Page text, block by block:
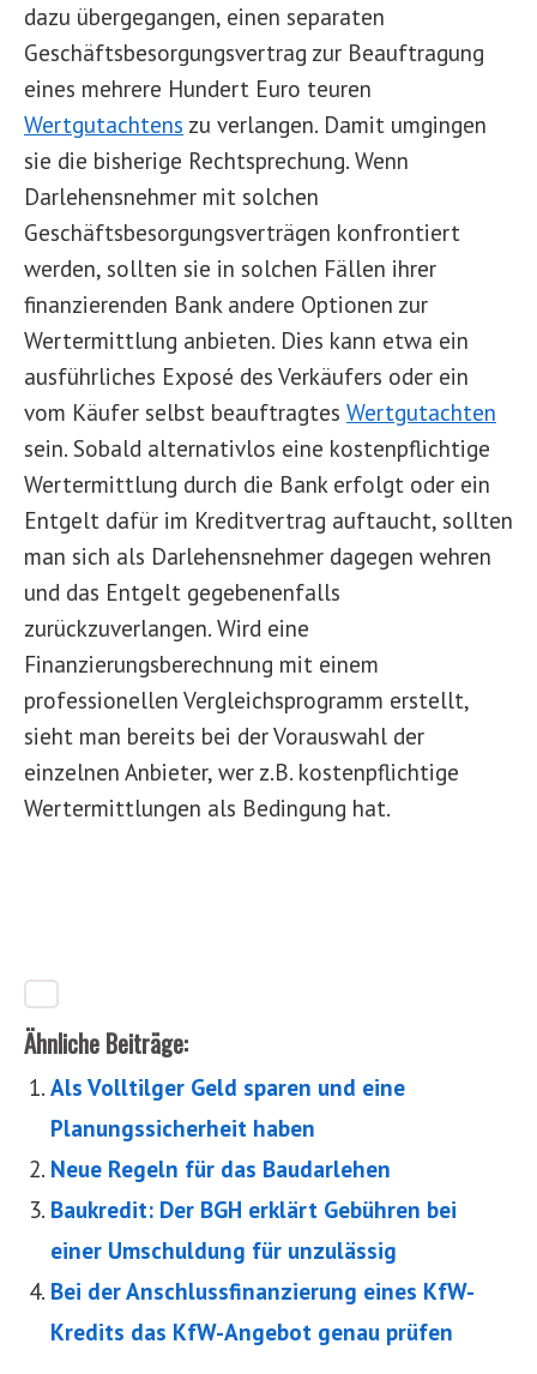
dazu übergegangen, einen separaten
Geschäftsbesorgungsvertrag zur Beauftragung
eines mehrere Hundert Euro teuren
Wertgutachtens zu verlangen. Damit umgingen
sie die bisherige Rechtsprechung. Wenn
Darlehensnehmer mit solchen
Geschäftsbesorgungsverträgen konfrontiert
werden, sollten sie in solchen Fällen ihrer
finanzierenden Bank andere Optionen zur
Wertermittlung anbieten. Dies kann etwa ein
ausführliches Exposé des Verkäufers oder ein
vom Käufer selbst beauftragtes Wertgutachten
sein. Sobald alternativlos eine kostenpflichtige
Wertermittlung durch die Bank erfolgt oder ein
Entgelt dafür im Kreditvertrag auftaucht, sollten
man sich als Darlehensnehmer dagegen wehren
und das Entgelt gegebenenfalls
zurückzuverlangen. Wird eine
Finanzierungsberechnung mit einem
professionellen Vergleichsprogramm erstellt,
sieht man bereits bei der Vorauswahl der
einzelnen Anbieter, wer z.B. kostenpflichtige
Wertermittlungen als Bedingung hat.
Ähnliche Beiträge:
Als Volltilger Geld sparen und eine
Planungssicherheit haben
Neue Regeln für das Baudarlehen
Baukredit: Der BGH erklärt Gebühren bei
einer Umschuldung für unzulässig
Bei der Anschlussfinanzierung eines KfW-
Kredits das KfW-Angebot genau prüfen